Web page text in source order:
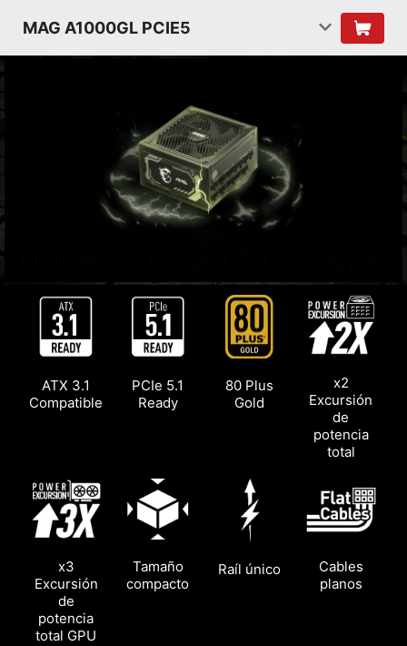
MAG A1000GL PCIE5
ATX 3.1
Compatible
PCIe 5.1
Ready
80 Plus
Gold
x2
Excursión
de
potencia
total
x3
Excursión
de
potencia
total GPU
Tamaño
compacto
Raíl único
Cables
planos